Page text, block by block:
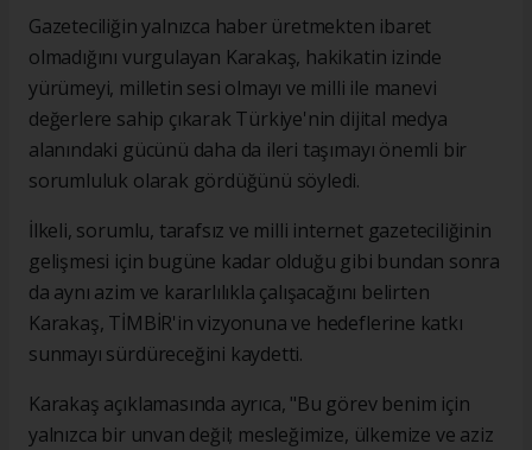
Gazeteciliğin yalnızca haber üretmekten ibaret
olmadığını vurgulayan Karakaş, hakikatin izinde
yürümeyi, milletin sesi olmayı ve milli ile manevi
değerlere sahip çıkarak Türkiye'nin dijital medya
alanındaki gücünü daha da ileri taşımayı önemli bir
sorumluluk olarak gördüğünü söyledi.
İlkeli, sorumlu, tarafsız ve milli internet gazeteciliğinin
gelişmesi için bugüne kadar olduğu gibi bundan sonra
da aynı azim ve kararlılıkla çalışacağını belirten
Karakaş, TİMBİR'in vizyonuna ve hedeflerine katkı
sunmayı sürdüreceğini kaydetti.
Karakaş açıklamasında ayrıca, "Bu görev benim için
yalnızca bir unvan değil; mesleğimize, ülkemize ve aziz